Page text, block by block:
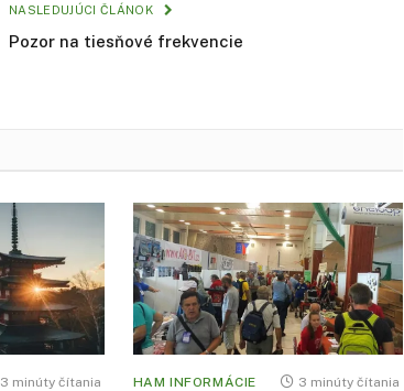
NASLEDUJÚCI ČLÁNOK
Pozor na tiesňové frekvencie
3 minúty čítania HAM INFORMÁCIE 3 minúty čítania